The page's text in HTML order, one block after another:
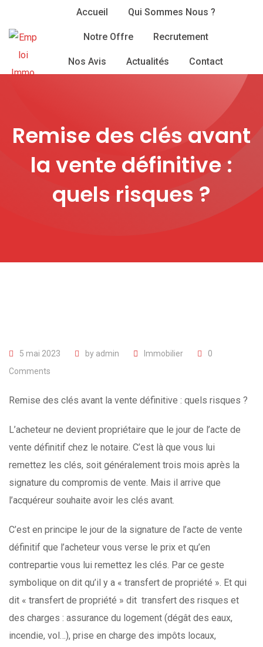
content
Accueil Qui Sommes Nous ?
Notre Offre Recrutement
Nos Avis Actualités Contact
Remise des clés avant
la vente définitive :
quels risques ?
5 mai 2023 by admin Immobilier
0
Comments
Remise des clés avant la vente définitive : quels risques ?
L’acheteur ne devient propriétaire que le jour de l’acte de
vente définitif chez le notaire. C’est là que vous lui
remettez les clés, soit généralement trois mois après la
signature du compromis de vente. Mais il arrive que
l’acquéreur souhaite avoir les clés avant.
C’est en principe le jour de la signature de l’acte de vente
définitif que l’acheteur vous verse le prix et qu’en
contrepartie vous lui remettez les clés. Par ce geste
symbolique on dit qu’il y a « transfert de propriété ». Et qui
dit « transfert de propriété » dit transfert des risques et
des charges : assurance du logement (dégât des eaux,
incendie, vol…), prise en charge des impôts locaux,